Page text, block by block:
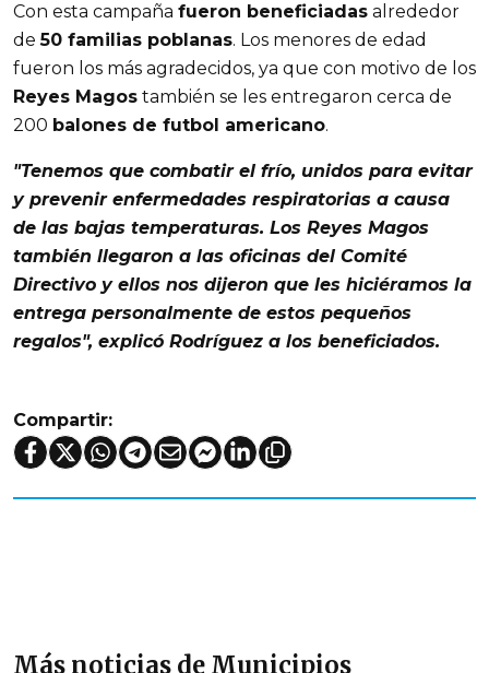
Con esta campaña fueron beneficiadas alrededor
de50 familias poblanas. Los menores de edad
fueron los más agradecidos, ya que con motivo de los
Reyes Magos también se les entregaron cerca de
200 balones de futbol americano.
"Tenemos que combatir el frío, unidos para evitar
y prevenir enfermedades respiratorias a causa
de las bajas temperaturas. Los Reyes Magos
también llegaron a las oficinas del Comité
Directivo y ellos nos dijeron que les hiciéramos la
entrega personalmente de estos pequeños
regalos", explicó Rodríguez a los beneficiados.
Compartir:
Más noticias de Municipios